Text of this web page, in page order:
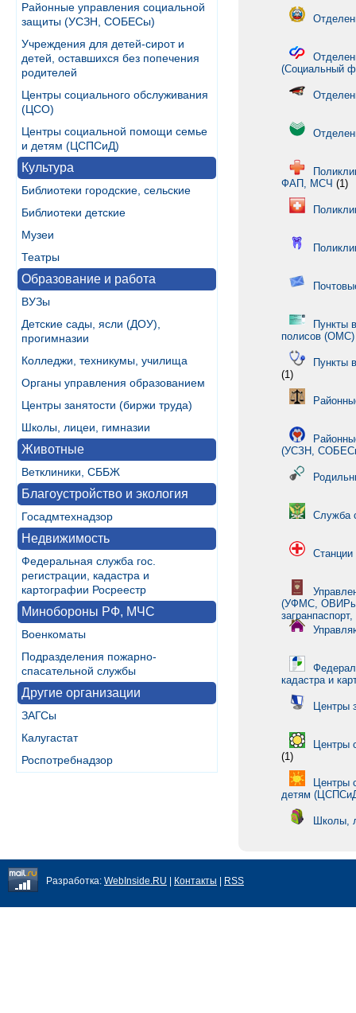
Районные управления социальной
защиты (УСЗН, СОБЕСы)
Учреждения для детей-сирот и
детей, оставшихся без попечения
родителей
Центры социального обслуживания
(ЦСО)
Центры социальной помощи семье
и детям (ЦСПСиД)
Культура
Библиотеки городские, сельские
Библиотеки детские
Музеи
Театры
Образование и работа
ВУЗы
Детские сады, ясли (ДОУ),
прогимназии
Колледжи, техникумы, училища
Органы управления образованием
Центры занятости (биржи труда)
Школы, лицеи, гимназии
Животные
Ветклиники, СББЖ
Благоустройство и экология
Госадмтехнадзор
Недвижимость
Федеральная служба гос.
регистрации, кадастра и
картографии Росреестр
Минобороны РФ, МЧС
Военкоматы
Подразделения пожарно-
спасательной службы
Другие организации
ЗАГСы
Калугастат
Роспотребнадзор
(Социальный
ФАП, МСЧ (1)
Пункты
полисов (ОМС)
Пункты
(1)
(УСЗН,
Служба
(УФМС, ОВИРы,
кадастра и
Центры
Центры
(1)
Центры
детям
Школы,
Разработка: WebInside.RU Контакты RSS